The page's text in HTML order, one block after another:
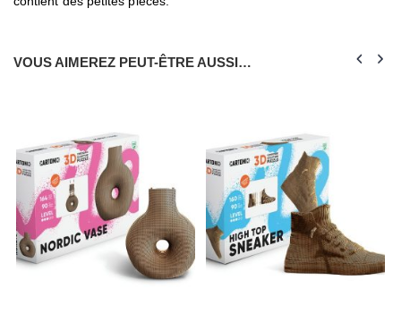
VOUS AIMEREZ PEUT-ÊTRE AUSSI…